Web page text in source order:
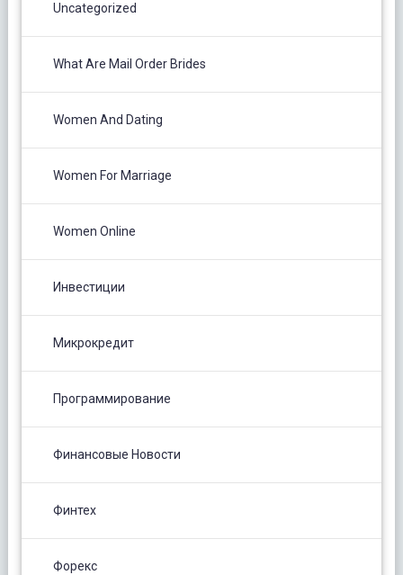
Uncategorized
What Are Mail Order Brides
Women And Dating
Women For Marriage
Women Online
Инвестиции
Микрокредит
Программирование
Финансовые Новости
Финтех
Форекс